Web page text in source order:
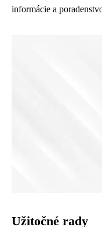
informácie a
Užitočné rady